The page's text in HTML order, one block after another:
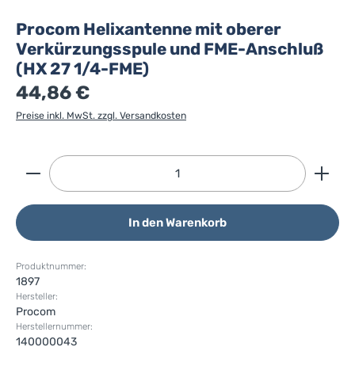
Procom Helixantenne mit oberer
Verkürzungsspule und FME-Anschluß
(HX 27 1/4-FME)
44,86 €
Preise inkl. MwSt. zzgl. Versandkosten
Produkt Anzahl: Gib den gewünschten Wert ein
In den Warenkorb
Produktnummer:
1897
Hersteller:
Procom
Herstellernummer:
140000043